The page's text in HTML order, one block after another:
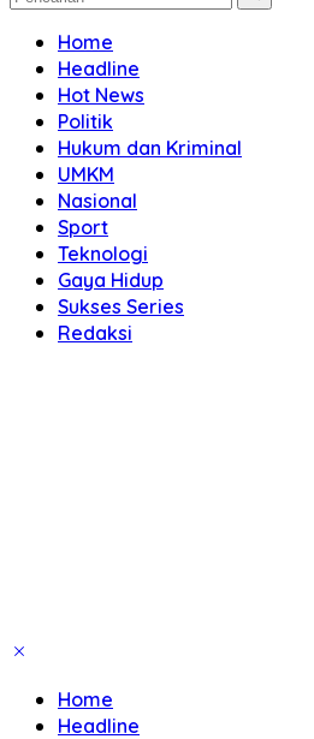
Home
Headline
Hot News
Politik
Hukum dan Kriminal
UMKM
Nasional
Sport
Teknologi
Gaya Hidup
Sukses Series
Redaksi
Home
Headline